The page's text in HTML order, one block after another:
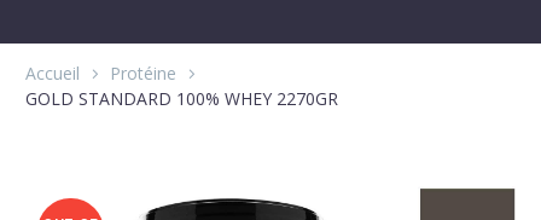
Accueil
Protéine
GOLD STANDARD 100% WHEY 2270GR